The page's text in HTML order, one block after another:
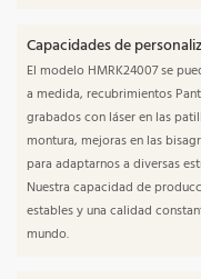
Capacidades de
El modelo HMRK24007 se
a medida, recubrimientos
grabados con láser en las
montura, mejoras en las
para adaptarnos a diversas
Nuestra capacidad de
estables y una calidad
mundo.